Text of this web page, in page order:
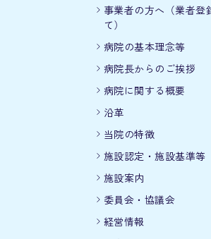
事業者の方へ（業者登
て）
病院の基本理念等
病院長からのご挨拶
病院に関する概要
沿革
当院の特徴
施設認定・施設基準等
施設案内
委員会・協議会
経営情報